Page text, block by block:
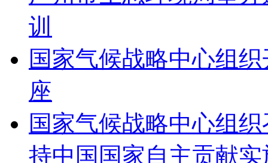
训
国家气候战略中心组
座
国家气候战略中心组
持中国国家自主贡献